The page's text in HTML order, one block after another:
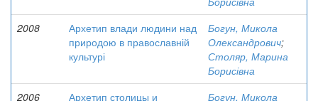
2008
Архетип влади людини над
природою в православній
культурі
Богун, Микола
Олександрович;
Столяр, Марина
Борисівна
2006
Архетип столицы и
Богун, Микола